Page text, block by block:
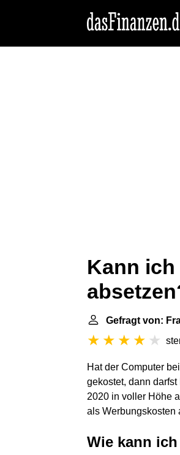
Kann
Gefragt von:
Hat der Computer
gekostet, dann
2020 in voller Höhe
als Werbungskosten
Wie kann